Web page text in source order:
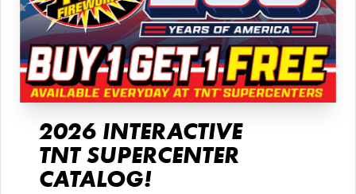
2026 INTERACTIVE
TNT SUPERCENTER
CATALOG!